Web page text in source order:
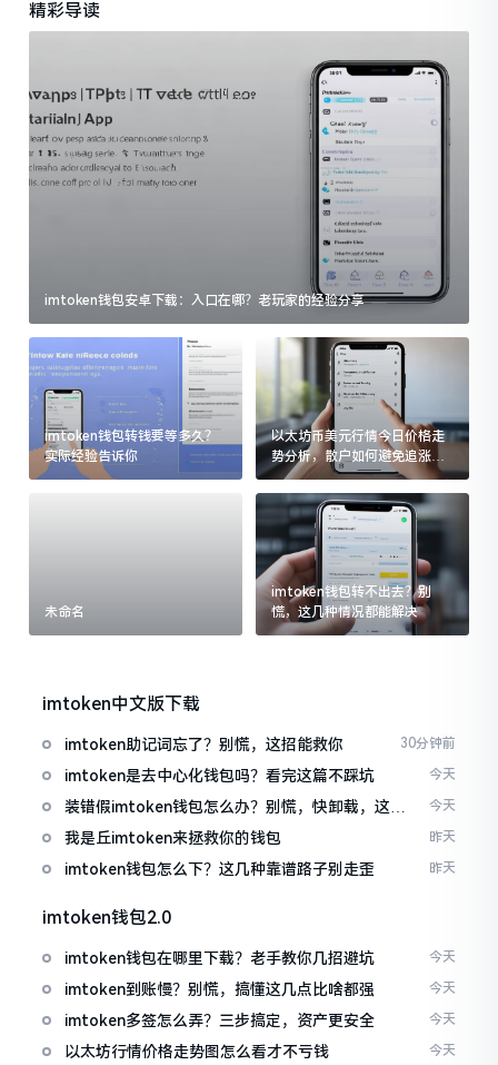
精彩导读
imtoken钱包安卓下载：入口在哪？老玩家的经验分享
imtoken钱包转钱要等多久？
实际经验告诉你
以太坊币美元行情今日价格走
势分析，散户如何避免追涨杀
跌被套牢
未命名
imtoken钱包转不出去？别
慌，这几种情况都能解决
imtoken中文版下载
imtoken助记词忘了？别慌，这招能救你 30分钟前
imtoken是去中心化钱包吗？看完这篇不踩坑 今天
装错假imtoken钱包怎么办？别慌，快卸载，这几
招能救急
今天
我是丘imtoken来拯救你的钱包 昨天
imtoken钱包怎么下？这几种靠谱路子别走歪 昨天
imtoken钱包2.0
imtoken钱包在哪里下载？老手教你几招避坑 今天
imtoken到账慢？别慌，搞懂这几点比啥都强 今天
imtoken多签怎么弄？三步搞定，资产更安全 今天
以太坊行情价格走势图怎么看才不亏钱 今天